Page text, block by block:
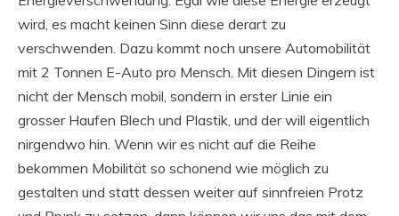
wird, es macht keinen Sinn diese derart zu
verschwenden. Dazu kommt noch unsere Automobilität
mit 2 Tonnen E-Auto pro Mensch. Mit diesen Dingern ist
nicht der Mensch mobil, sondern in erster Linie ein
grosser Haufen Blech und Plastik, und der will eigentlich
nirgendwo hin. Wenn wir es nicht auf die Reihe
bekommen Mobilität so schonend wie möglich zu
gestalten und statt dessen weiter auf sinnfreien Protz